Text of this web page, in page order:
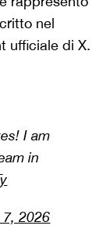
nel
ufficiale di X.
I am
in
2026